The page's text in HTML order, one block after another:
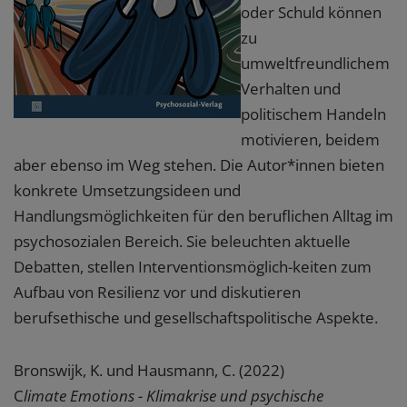
oder Schuld können
zu
umweltfreundlichem
Verhalten und
politischem Handeln
motivieren, beidem
aber ebenso im Weg stehen. Die Autor*innen bieten
konkrete Umsetzungsideen und
Handlungsmöglichkeiten für den beruflichen Alltag im
psychosozialen Bereich. Sie beleuchten aktuelle
Debatten, stellen Interventionsmöglich-keiten zum
Aufbau von Resilienz vor und diskutieren
berufsethische und gesellschaftspolitische Aspekte.
Bronswijk, K. und Hausmann, C. (2022)
Climate Emotions - Klimakrise und psychische